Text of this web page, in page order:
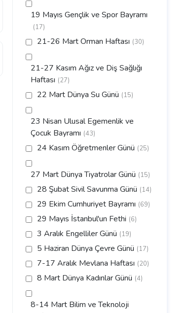
19 Mayıs Gençlik ve Spor Bayramı
(17)
21-26 Mart Orman Haftası (30)
21-27 Kasım Ağız ve Diş Sağlığı
Haftası (27)
22 Mart Dünya Su Günü (15)
23 Nisan Ulusal Egemenlik ve
Çocuk Bayramı (43)
24 Kasım Öğretmenler Günü (25)
27 Mart Dünya Tiyatrolar Günü (15)
28 Şubat Sivil Savunma Günü (14)
29 Ekim Cumhuriyet Bayramı (69)
29 Mayıs İstanbul'un Fethi (6)
3 Aralık Engelliler Günü (19)
5 Haziran Dünya Çevre Günü (17)
7-17 Aralık Mevlana Haftası (20)
8 Mart Dünya Kadınlar Günü (4)
8-14 Mart Bilim ve Teknoloji